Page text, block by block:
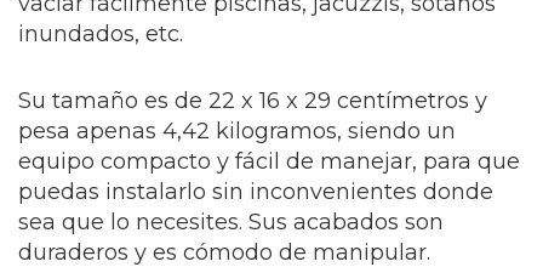
inundados, etc.
Su tamaño es de 22 x 16 x 29 centímetros y
pesa apenas 4,42 kilogramos, siendo un
equipo compacto y fácil de manejar, para que
puedas instalarlo sin inconvenientes donde
sea que lo necesites. Sus acabados son
duraderos y es cómodo de manipular.